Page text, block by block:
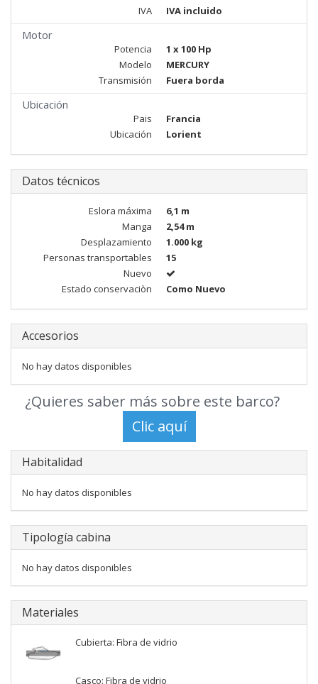
IVA
IVA incluido
Motor
Potencia
1 x 100 Hp
Modelo
MERCURY
Transmisión
Fuera borda
Ubicación
Pais
Francia
Ubicación
Lorient
Datos técnicos
Eslora máxima
6,1 m
Manga
2,54 m
Desplazamiento
1.000 kg
Personas transportables
15
Nuevo
Estado conservaciòn
Como Nuevo
Accesorios
No hay datos disponibles
¿Quieres saber más sobre este barco?
Habitalidad
No hay datos disponibles
Tipología cabina
No hay datos disponibles
Materiales
Cubierta: Fibra de vidrio
Casco: Fibra de vidrio